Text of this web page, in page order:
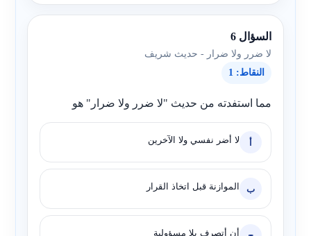
السؤال 6
لا ضرر ولا ضرار - حديث شريف
النقاط: 1
مما استفدته من حديث "لا ضرر ولا ضرار" هو
أ لا أضر نفسي ولا الآخرين
ب الموازنة قبل اتخاذ القرار
أن أتصرف بلا مسؤولية